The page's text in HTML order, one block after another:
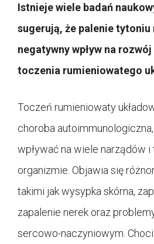
Istnieje wiele badań
sugerują, że palenie tytoniu
negatywny wpływ na
toczenia rumieniowatego
Toczeń rumieniowaty
choroba
wpływać na wiele narządów i
organizmie. Objawia się
takimi jak wysypka skórna,
zapalenie nerek oraz
sercowo-naczyniowym.